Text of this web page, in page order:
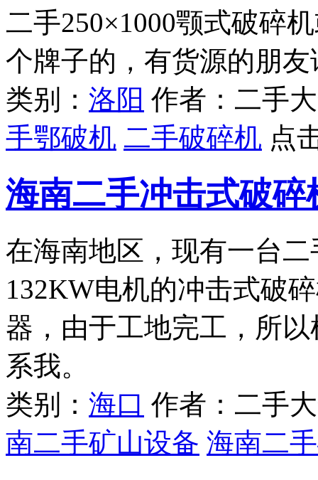
二手250×1000颚式破碎
个牌子的，有货源的朋
类别： 洛阳 作者：二手
手鄂破机 二手破碎机 点
海南二手冲击式破碎
在海南地区，现有一台
132KW电机的冲击式破
器，由于工地完工，所
系我。
类别： 海口 作者：二手
南二手矿山设备 海南二